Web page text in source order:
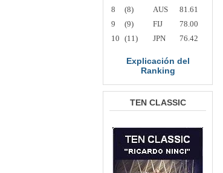
8
(8) AUS
81.61
9
(9) FIJ
78.00
10 (11) JPN 76.42
Explicación del
Ranking
TEN CLASSIC